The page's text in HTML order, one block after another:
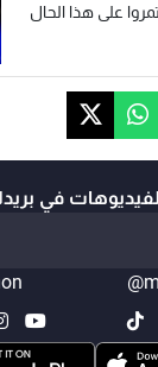
على هذا الحال
في